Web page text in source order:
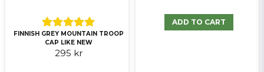
Send question
FINNISH GREY MOUNTAIN TROOP
CAP LIKE NEW
295 kr
ADD TO CART